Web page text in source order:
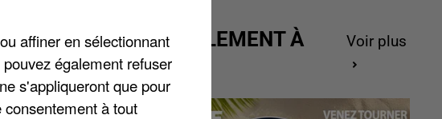
Souvent
de
ACTUELLEMENT À
GAGNER
Voir plus
affiner en sélectionnant
également refuser
s'appliqueront que pour
à tout